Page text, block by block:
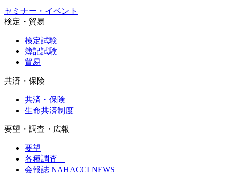
セミナー・イベント
検定・貿易
検定試験
簿記試験
貿易
共済・保険
共済・保険
生命共済制度
要望・調査・広報
要望
各種調査
会報誌 NAHACCI NEWS